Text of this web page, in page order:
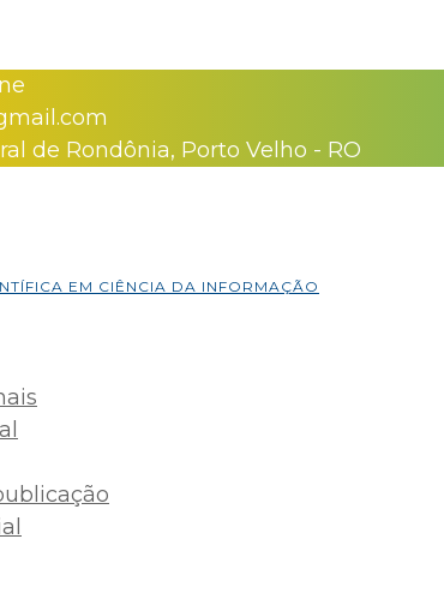
de Rondônia, Porto Velho - RO
EM CIÊNCIA DA INFORMAÇÃO